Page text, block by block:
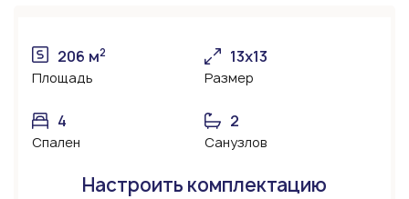
206 м2
Площадь
13х13
Размер
4
Спален
2
Санузлов
Настроить комплектацию